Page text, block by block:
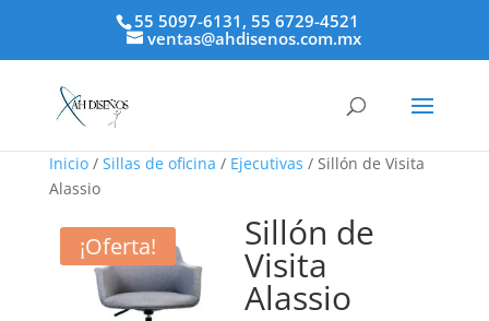
55 5097-6131, 55 6729-4521
ventas@ahdisenos.com.mx
Inicio/ Sillas de oficina / Ejecutivas / Sillón de Visita
Alassio
¡Oferta! Sillón de
Visita
Alassio